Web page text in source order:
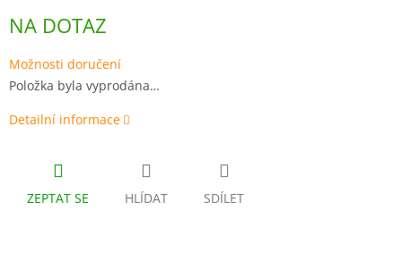
cena:
NA DOTAZ
Možnosti doručení
Položka byla vyprodána…
Detailní informace
ZEPTAT SE HLÍDAT SDÍLET